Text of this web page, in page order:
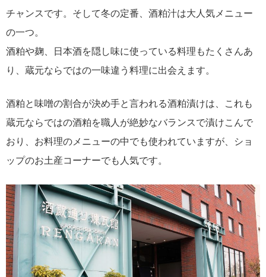
チャンスです。そして冬の定番、酒粕汁は大人気メニュー
の一つ。
酒粕や麹、日本酒を隠し味に使っている料理もたくさんあ
り、蔵元ならではの一味違う料理に出会えます。
酒粕と味噌の割合が決め手と言われる酒粕漬けは、これも
蔵元ならではの酒粕を職人が絶妙なバランスで漬けこんで
おり、お料理のメニューの中でも使われていますが、ショ
ップのお土産コーナーでも人気です。